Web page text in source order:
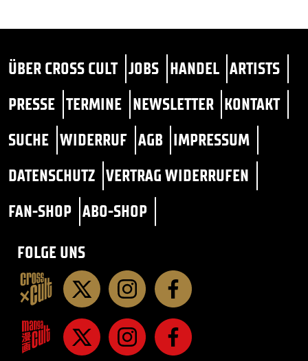
ÜBER CROSS CULT JOBS HANDEL ARTISTS
PRESSE TERMINE NEWSLETTER KONTAKT
SUCHE WIDERRUF AGB IMPRESSUM
DATENSCHUTZ VERTRAG WIDERRUFEN
FAN-SHOP ABO-SHOP
FOLGE UNS